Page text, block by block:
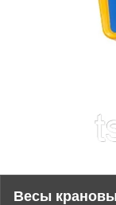
Весы